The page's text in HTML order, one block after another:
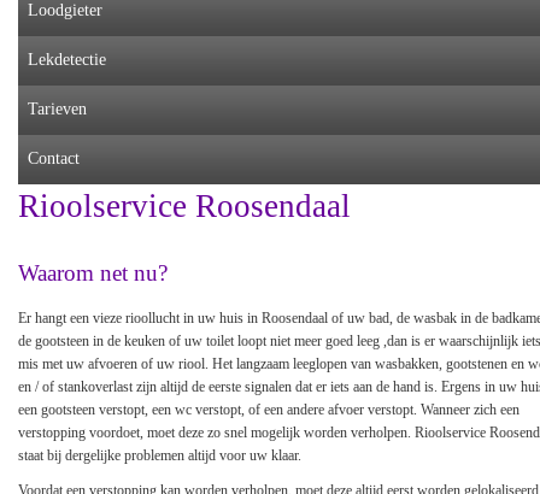
Loodgieter
Lekdetectie
Tarieven
Contact
Rioolservice Roosendaal
Waarom net nu?
Er hangt een vieze rioollucht in uw huis in Roosendaal of uw bad, de wasbak in de
de gootsteen in de keuken of uw toilet loopt niet meer goed leeg ,dan is er waarschijnlijk iets
mis met uw afvoeren of uw riool. Het langzaam leeglopen van wasbakken, gootstenen en
en / of stankoverlast zijn altijd de eerste signalen dat er iets aan de hand is. Ergens in uw
een gootsteen verstopt, een wc verstopt, of een andere afvoer verstopt. Wanneer zich een
verstopping voordoet, moet deze zo snel mogelijk worden verholpen. Rioolservice
staat bij dergelijke problemen altijd voor uw klaar.
Voordat een verstopping kan worden verholpen, moet deze altijd eerst worden